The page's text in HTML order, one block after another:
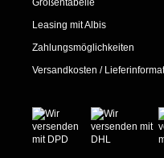
Größentabelle
Leasing mit Albis
Zahlungsmöglichkeiten
Versandkosten /